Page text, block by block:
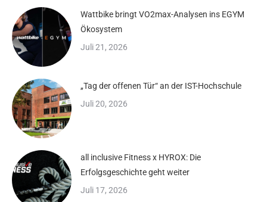
Wattbike bringt VO2max-Analysen ins EGYM
Ökosystem
Juli 21, 2026
„Tag der offenen Tür“ an der IST-Hochschule
Juli 20, 2026
all inclusive Fitness x HYROX: Die
Erfolgsgeschichte geht weiter
Juli 17, 2026